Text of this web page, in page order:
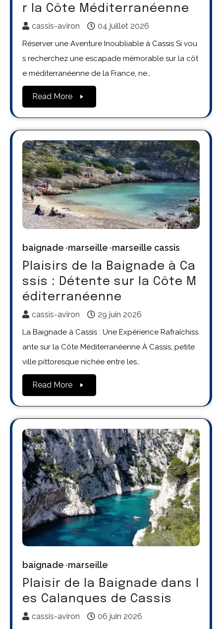
r la Côte Méditerranéenne
cassis-aviron 04 juillet 2026
Réserver une Aventure Inoubliable à Cassis Si vou
s recherchez une escapade mémorable sur la côt
e méditerranéenne de la France, ne…
Read More
baignade marseille marseille cassis
Plaisirs de la Baignade à Ca
ssis : Détente sur la Côte M
éditerranéenne
cassis-aviron 29 juin 2026
La Baignade à Cassis : Une Expérience Rafraîchiss
ante sur la Côte Méditerranéenne À Cassis, petite
ville pittoresque nichée entre les…
Read More
baignade marseille
Plaisir de la Baignade dans l
es Calanques de Cassis
cassis-aviron 06 juin 2026